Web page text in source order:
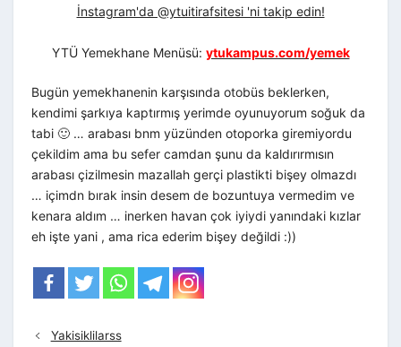
İnstagram'da @ytuitirafsitesi 'ni takip edin!
YTÜ Yemekhane Menüsü: ytukampus.com/yemek
Bugün yemekhanenin karşısında otobüs beklerken,
kendimi şarkıya kaptırmış yerimde oyunuyorum soğuk da
tabi 🙂 … arabası bnm yüzünden otoporka giremiyordu
çekildim ama bu sefer camdan şunu da kaldırırmısın
arabası çizilmesin mazallah gerçi plastikti bişey olmazdı
… içimdn bırak insin desem de bozuntuya vermedim ve
kenara aldım … inerken havan çok iyiydi yanındaki kızlar
eh işte yani , ama rica ederim bişey değildi :))
Yakisiklilarss